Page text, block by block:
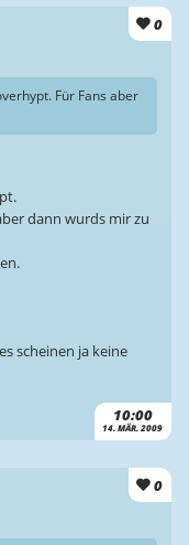
0
10:00
14. MÄR. 2009
Für Fans aber
dann wurds mir zu
scheinen ja keine
0